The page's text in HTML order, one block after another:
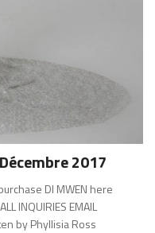
2017
DI MWEN here
INQUIRIES EMAIL
by Phyllisia Ross